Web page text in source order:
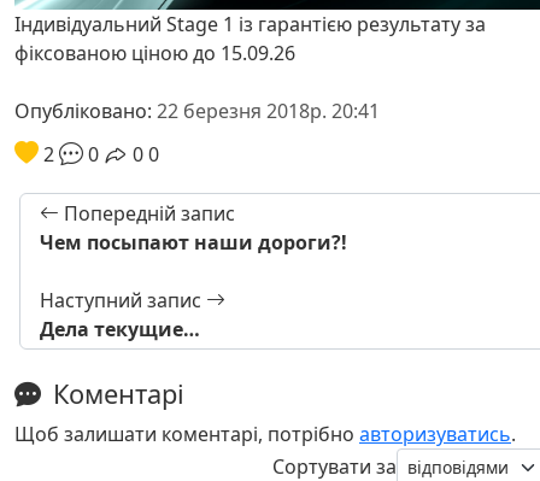
Індивідуальний Stage 1 із гарантією результату за
фіксованою ціною до 15.09.26
Опубліковано: 22 березня 2018р. 20:41
2
0 00
Попередній запис
Чем посыпают наши дороги?!
Наступний запис
Дела текущие…
Коментарі
Щоб залишати коментарі, потрібно авторизуватись.
Сортувати за